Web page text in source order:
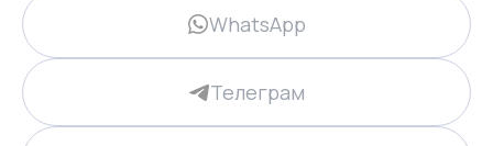
WhatsApp
Телеграм